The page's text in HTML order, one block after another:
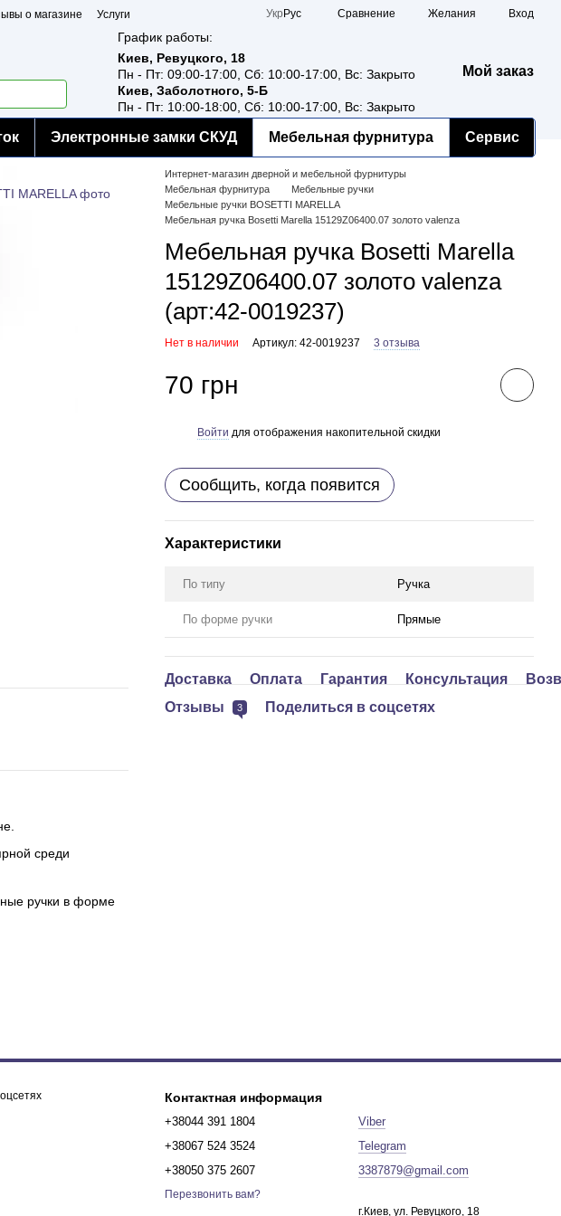
о магазине
Услуги
Укр Рус Сравнение Желания Вход
График работы:
Киев, Ревуцкого, 18
Пн - Пт: 09:00-17:00, Сб: 10:00-17:00, Вс: Закрыто
Киев, Заболотного, 5-Б
Пн - Пт: 10:00-18:00, Сб: 10:00-17:00, Вс: Закрыто
Мой заказ
Электронные замки СКУД Мебельная фурнитура Сервис
среди
ручки в форме
Интернет-магазин дверной и мебельной фурнитуры
Мебельная фурнитура
Мебельные ручки
Мебельные ручки BOSETTI MARELLA
Мебельная ручка Bosetti Marella 15129Z06400.07 золото valenza​
Мебельная ручка Bosetti Marella
15129Z06400.07 золото valenza​
(арт:42-0019237)
Нет в наличии Артикул: 42-0019237 3 отзыва
70 грн
Войти для отображения накопительной скидки
Сообщить, когда появится
Характеристики
По типу Ручка
По форме ручки Прямые
Доставка Оплата Гарантия Консультация
Отзывы
3 Поделиться в соцсетях
Контактная информация
+38044 391 1804
+38067 524 3524
+38050 375 2607
Перезвонить вам?
Viber
Telegram
3387879@gmail.com
г.Киев, ул. Ревуцкого, 18